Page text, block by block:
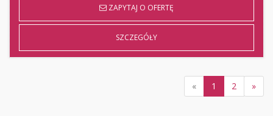
ZAPYTAJ O OFERTĘ
SZCZEGÓŁY
« 1 2 »